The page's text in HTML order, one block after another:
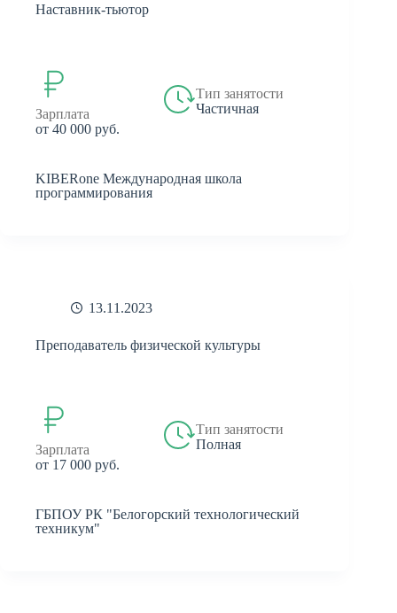
Наставник-тьютор
Зарплата
от 40 000 руб.
Тип занятости
Частичная
KIBERone Международная школа
программирования
13.11.2023
Преподаватель физической культуры
Зарплата
от 17 000 руб.
Тип занятости
Полная
ГБПОУ РК "Белогорский технологический
техникум"